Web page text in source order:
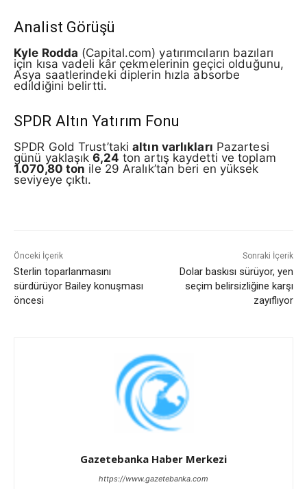
Analist Görüşü
Kyle Rodda (Capital.com) yatırımcıların bazıları
için kısa vadeli kâr çekmelerinin geçici olduğunu,
Asya saatlerindeki diplerin hızla absorbe
edildiğini belirtti.
SPDR Altın Yatırım Fonu
SPDR Gold Trust’takialtın varlıkları Pazartesi
günü yaklaşık6,24 ton artış kaydetti ve toplam
1.070,80 ton ile 29 Aralık’tan beri en yüksek
seviyeye çıktı.
Önceki İçerik
Sterlin toparlanmasını
sürdürüyor Bailey konuşması
öncesi
Sonraki İçerik
Dolar baskısı sürüyor, yen
seçim belirsizliğine karşı
zayıflıyor
Gazetebanka Haber Merkezi
https://www.gazetebanka.com